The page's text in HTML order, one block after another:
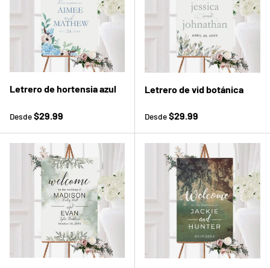
Letrero de hortensia azul
Precio normal
Desde$29.99
Letrero de vid botánica
Precio normal
Desde$29.99